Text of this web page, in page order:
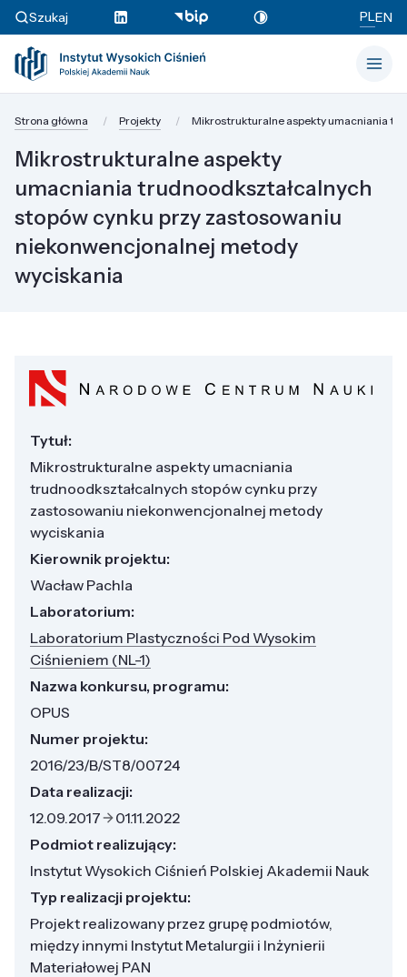
Szukaj PLEN
Strona główna Projekty Mikrostrukturalne aspekty umacniania
Mikrostrukturalne aspekty
umacniania trudnoodkształcalnych
stopów cynku przy zastosowaniu
niekonwencjonalnej metody
wyciskania
Tytuł:
Mikrostrukturalne aspekty umacniania
trudnoodkształcalnych stopów cynku przy
zastosowaniu niekonwencjonalnej metody
wyciskania
Kierownik projektu:
Wacław Pachla
Laboratorium:
Laboratorium Plastyczności Pod Wysokim
Ciśnieniem (NL-1)
Nazwa konkursu, programu:
OPUS
Numer projektu:
2016/23/B/ST8/00724
Data realizacji:
12.09.2017
01.11.2022
Podmiot realizujący:
Instytut Wysokich Ciśnień Polskiej Akademii Nauk
Typ realizacji projektu:
Projekt realizowany przez grupę podmiotów,
między innymi Instytut Metalurgii i Inżynierii
Materiałowej PAN